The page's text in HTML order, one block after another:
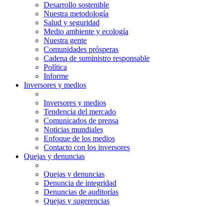
Desarrollo sostenible
Nuestra metodología
Salud y seguridad
Medio ambiente y ecología
Nuestra gente
Comunidades prósperas
Cadena de suministro responsable
Política
Informe
Inversores y medios
Inversores y medios
Tendencia del mercado
Comunicados de prensa
Noticias mundiales
Enfoque de los medios
Contacto con los inversores
Quejas y denuncias
Quejas y denuncias
Denuncia de integridad
Denuncias de auditorías
Quejas y sugerencias